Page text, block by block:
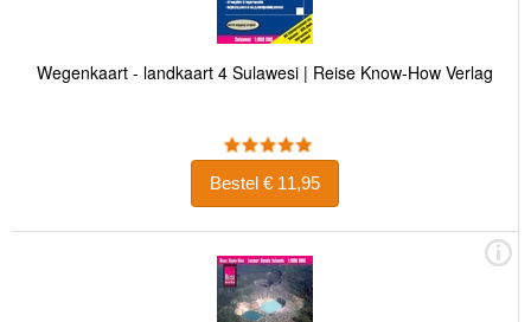
Wegenkaart - landkaart 4 Sulawesi | Reise Know-How Verlag
Bestel € 11,95